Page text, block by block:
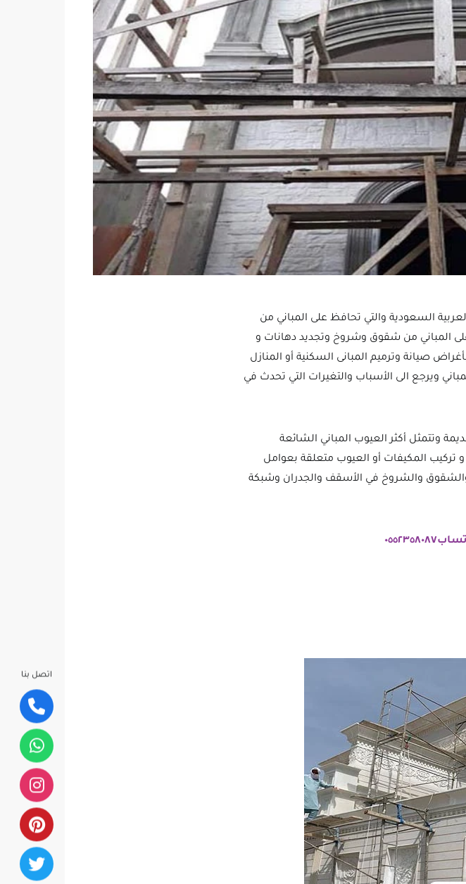
السعودية والتي تحافظ على المباني من
على المباني من شقوق وشروخ وتجديد دهانات و
صيانة وترميم المبانى السكنية أو المنازل
ويرجع الى الأسباب والتغيرات التي تحدث في
وتتمثل أكثر العيوب المباني الشائعة
تركيب المكيفات أو العيوب متعلقة بعوامل
والشروخ في الأسقف والجدران وشبكة
اتصل بنا